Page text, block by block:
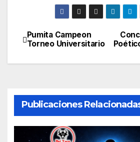
Navegación
de
Pumita Campeon
Torneo Universitario
Publicaciones